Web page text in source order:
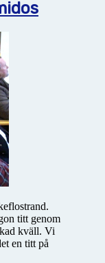
titt genom
kväll. Vi
en titt på